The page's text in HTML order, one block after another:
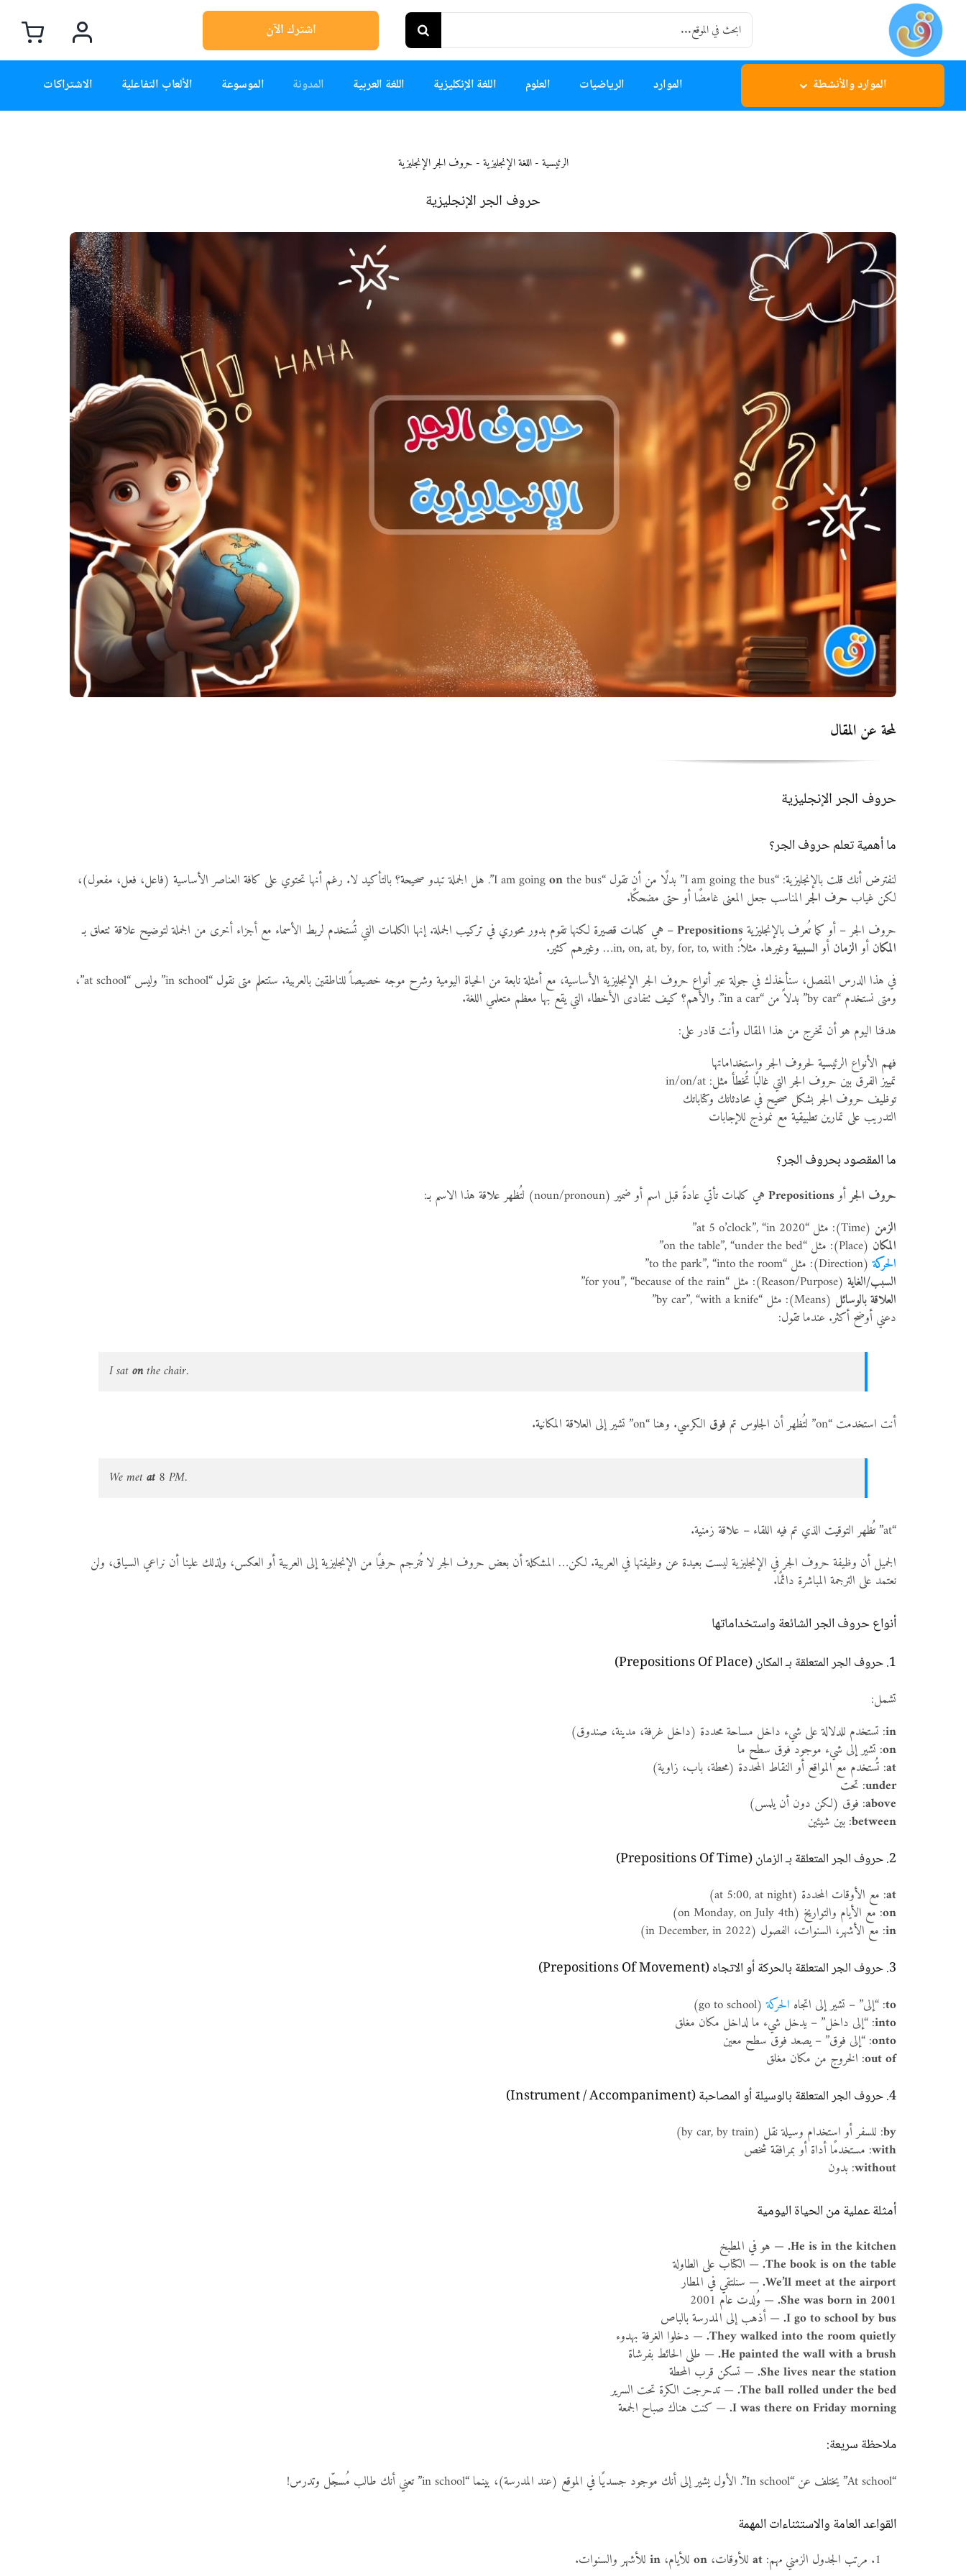
content
Search
for:
اشترك الآن
الموارد والأنشطة الموارد الرياضيات العلوم اللغة الإنكليزية اللغة العربية المدونة الموسوعة الألعاب التفاعلية الاشتراكات
الرئيسية-اللغة الإنجليزية- حروف الجر الإنجليزية
حروف الجر الإنجليزية
لمحة عن المقال
حروف الجر الإنجليزية
ما أهمية تعلم حروف الجر؟
لنفترض أنك قلت بالإنجليزية: “I am going the bus” بدلًا من أن تقول “I am going on
the bus”. هل الجملة تبدو صحيحة؟ بالتأكيد لا. رغم أنها تحتوي على كافة العناصر الأساسية (فاعل، فعل، مفعول)،
لكن غياب حرف الجرالمناسب جعل المعنى غامضًا أو حتى مضحكًا.
حروف الجر – أو كما تُعرف بالإنجليزية Prepositions– هي كلمات قصيرة لكنها تقوم بدور محوري في تركيب الجملة. إنها الكلمات التي تُستخدم لربط الأسماء مع أجزاء أخرى من الجملة لتوضيح علاقة تتعلق بـ
المكان أوالزمان أوالسببيةوغيرها. مثلاً: in, on, at, by, for, to, with… وغيرهم كثير.
في هذا الدرس المفصل، سنأخذك في جولة عبر أنواع حروف الجر الإنجليزية الأساسية، مع أمثلة نابعة من الحياة اليومية وشرح موجه خصيصاً للناطقين بالعربية. ستتعلم متى نقول “in school” وليس “at school”،
ومتى نستخدم “by car” بدلاً من “in a car”. والأهم؟ كيف تتفادى الأخطاء التي يقع بها معظم متعلمي اللغة.
هدفنا اليوم هو أن تخرج من هذا المقال وأنت قادر على:
فهم الأنواع الرئيسية لحروف الجر واستخداماتها
تمييز الفرق بين حروف الجر التي غالبًا تُخطأ مثل: in/on/at
توظيف حروف الجر بشكل صحيح في محادثاتك وكتاباتك
التدريب على تمارين تطبيقية مع نموذج للإجابات
ما المقصود بحروف الجر؟
حروف الجرأوPrepositionsهي كلمات تأتي عادةً قبل اسم أو ضمير (noun/pronoun) لتُظهر علاقة هذا الاسم بـ:
الزمن (Time): مثل “at 5 o’clock”, “in 2020”
المكان (Place): مثل “on the table”, “under the bed”
الحركة(Direction): مثل “to the park”, “into the room”
السبب/الغاية(Reason/Purpose): مثل “for you”, “because of the rain”
العلاقة بالوسائل (Means): مثل “by car”, “with a knife”
دعني أوضح أكثر. عندما تقول:
I satonthe chair.
أنت استخدمت “on” لتُظهر أن الجلوس تم فوق الكرسي. وهنا “on” تشير إلى العلاقة المكانية.
We metat8 PM.
“at” تُظهر التوقيت الذي تم فيه اللقاء – علاقة زمنية.
الجميل أن وظيفة حروف الجر في الإنجليزية ليست بعيدة عن وظيفتها في العربية. لكن… المشكلة أن بعض حروف الجر لا تُترجم حرفيًا من الإنجليزية إلى العربية أو العكس، ولذلك علينا أن نراعي السياق، ولن
نعتمد على الترجمة المباشرة دائمًا.
أنواع حروف الجر الشائعة واستخداماتها
1. حروف الجر المتعلقة بـ المكان (Prepositions Of Place)
تشمل:
in: تستخدم للدلالة على شيء داخل مساحة محددة (داخل غرفة، مدينة، صندوق)
on: تشير إلى شيء موجود فوق سطح ما
at: تُستخدم مع المواقع أو النقاط المحددة (محطة، باب، زاوية)
under: تحت
above: فوق (لكن دون أن يلمس)
between: بين شيئين
2. حروف الجر المتعلقة بـ الزمان (Prepositions Of Time)
at: مع الأوقات المحددة (at 5:00, at night)
on: مع الأيام والتواريخ (on Monday, on July 4th)
in: مع الأشهر، السنوات، الفصول (in December, in 2022)
3. حروف الجر المتعلقة بالحركة أو الاتجاه (Prepositions Of Movement)
to: “إلى” – تشير إلى اتجاه الحركة(go to school)
into: “إلى داخل” – يدخل شيء ما لداخل مكان مغلق
onto: “إلى فوق” – يصعد فوق سطح معين
out of: الخروج من مكان مغلق
4. حروف الجر المتعلقة بالوسيلة أو المصاحبة (Instrument / Accompaniment)
by: للسفر أو استخدام وسيلة نقل (by car, by train)
with: مستخدمًا أداة أو بمرافقة شخص
without: بدون
أمثلة عملية من الحياة اليومية
He isinthe kitchen.
— هو في المطبخ
The book isonthe table.
— الكتاب على الطاولة
We’ll meetatthe airport.
— سنلتقي في المطار
She was bornin 2001.
— وُلدت عام 2001
I go to schoolbybus.
— أذهب إلى المدرسة بالباص
They walkedintothe room quietly.
— دخلوا الغرفة بهدوء
He painted the wallwitha brush.
— طلى الحائط بفرشاة
She livesnearthe station.
— تسكن قرب المحطة
The ball rolledunderthe bed.
— تدحرجت الكرة تحت السرير
I was thereonFriday morning.
— كنت هناك صباح الجمعة
ملاحظة سريعة:
“At school” يختلف عن “In school”. الأول يشير إلى أنك موجود جسديًا في الموقع (عند المدرسة)، بينما “in school” تعني أنك طالب مُسجّل وتدرس!
القواعد العامة والاستثناءات المهمة
مرتب الجدول الزمني مهم: atللأوقات، onللأيام، inللأشهر والسنوات.